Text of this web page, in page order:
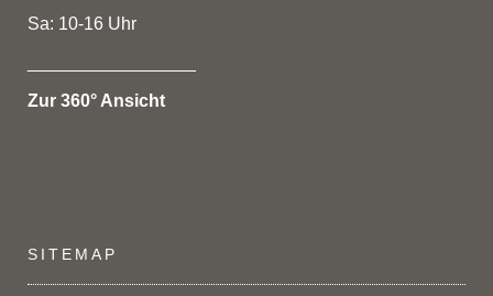
Sa: 10-16 Uhr
Zur 360° Ansicht
SITEMAP